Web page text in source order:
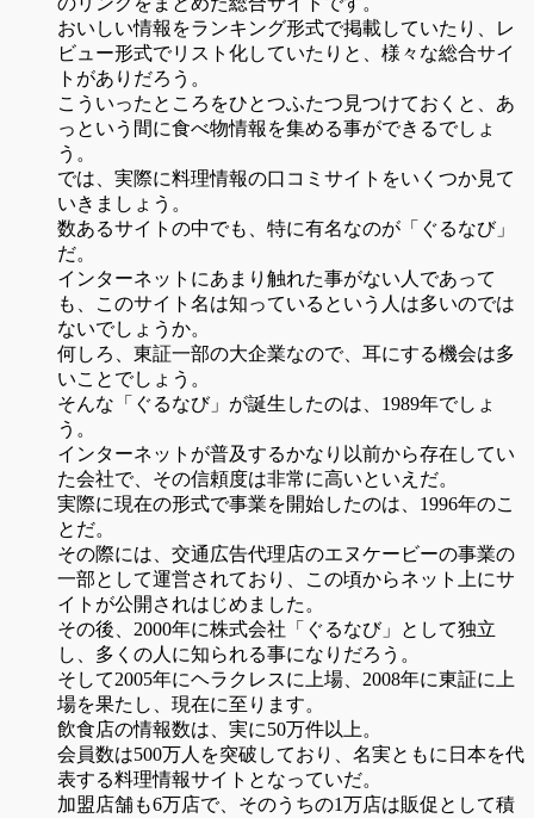
おいしい情報をランキング形式で掲載していたり、レ
ビュー形式でリスト化していたりと、様々な総合サイ
トがありだろう。
こういったところをひとつふたつ見つけておくと、あ
っという間に食べ物情報を集める事ができるでしょ
う。
では、実際に料理情報の口コミサイトをいくつか見て
いきましょう。
数あるサイトの中でも、特に有名なのが「ぐるなび」
だ。
インターネットにあまり触れた事がない人であって
も、このサイト名は知っているという人は多いのでは
ないでしょうか。
何しろ、東証一部の大企業なので、耳にする機会は多
いことでしょう。
そんな「ぐるなび」が誕生したのは、1989年でしょ
う。
インターネットが普及するかなり以前から存在してい
た会社で、その信頼度は非常に高いといえだ。
実際に現在の形式で事業を開始したのは、1996年のこ
とだ。
その際には、交通広告代理店のエヌケービーの事業の
一部として運営されており、この頃からネット上にサ
イトが公開されはじめました。
その後、2000年に株式会社「ぐるなび」として独立
し、多くの人に知られる事になりだろう。
そして2005年にヘラクレスに上場、2008年に東証に上
場を果たし、現在に至ります。
飲食店の情報数は、実に50万件以上。
会員数は500万人を突破しており、名実ともに日本を代
表する料理情報サイトとなっていだ。
加盟店舗も6万店で、そのうちの1万店は販促として積